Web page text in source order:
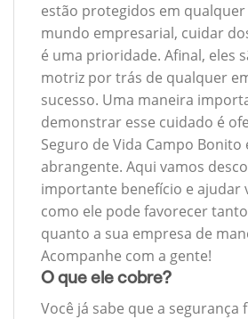
estão protegidos em
mundo empresarial, cuidar
é uma prioridade. Afinal, eles
motriz por trás de qualquer
sucesso. Uma maneira
demonstrar esse cuidado é
Seguro de Vida Campo Bonito
abrangente. Aqui vamos
importante benefício e ajudar
como ele pode favorecer
quanto a sua empresa de
Acompanhe com a gente!
O que ele cobre?
Você já sabe que a segurança